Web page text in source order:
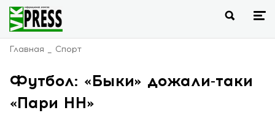
Главная Спорт
Футбол: «Быки» дожали-таки
«Пари НН»